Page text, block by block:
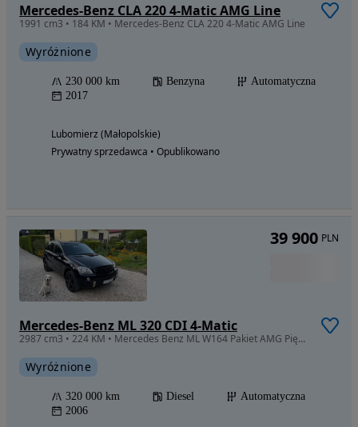
Mercedes-Benz CLA 220 4-Matic AMG Line
1991 cm3 • 184 KM • Mercedes-Benz CLA 220 4-Matic AMG Line
Wyróżnione
230 000 km Benzyna
Automatyczna
2017
Lubomierz (Małopolskie)
Prywatny sprzedawca • Opublikowano
Mercedes-Benz ML 320 CDI 4-Matic
2987 cm3 • 224 KM • Mercedes Benz ML W164 Pakiet AMG Piękny stan - Księga faktur od 2006r
Wyróżnione
320 000 km Diesel
Automatyczna
2006
39 900 PLN